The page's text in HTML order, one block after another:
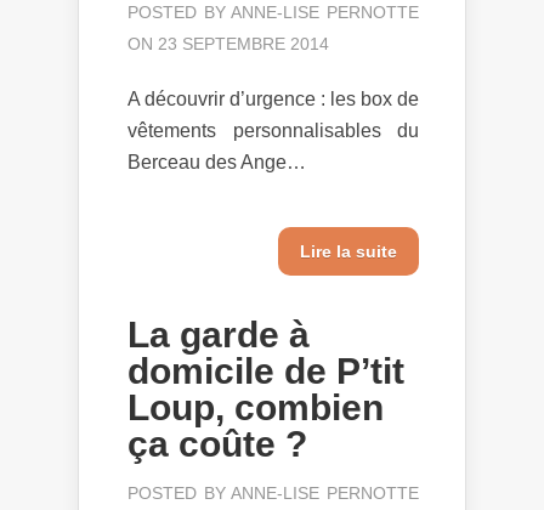
POSTED BYANNE-LISE PERNOTTE
ON 23 SEPTEMBRE 2014
A découvrir d’urgence : les box de
vêtements personnalisables du
Berceau des Ange…
Lire la suite
La garde à
domicile de P’tit
Loup, combien
ça coûte ?
POSTED BYANNE-LISE PERNOTTE